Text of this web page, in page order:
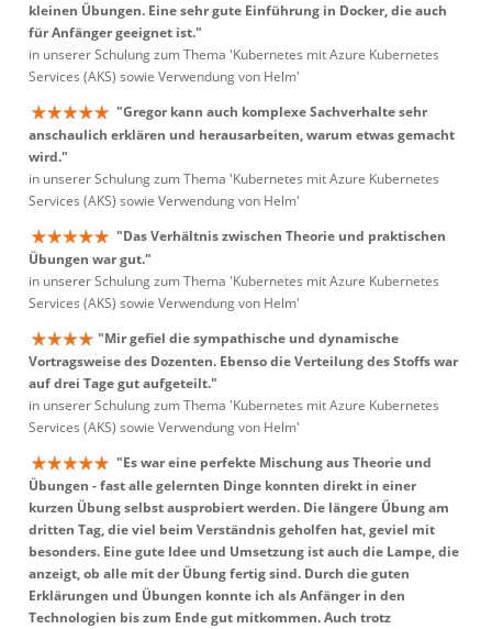
kleinen Übungen. Eine sehr gute Einführung in Docker, die auch
für Anfänger geeignet ist."
in unserer Schulung zum Thema 'Kubernetes mit Azure Kubernetes
Services (AKS) sowie Verwendung von Helm'
"Gregor kann auch komplexe Sachverhalte sehr
anschaulich erklären und herausarbeiten, warum etwas gemacht
wird."
in unserer Schulung zum Thema 'Kubernetes mit Azure Kubernetes
Services (AKS) sowie Verwendung von Helm'
"Das Verhältnis zwischen Theorie und praktischen
Übungen war gut."
in unserer Schulung zum Thema 'Kubernetes mit Azure Kubernetes
Services (AKS) sowie Verwendung von Helm'
"Mir gefiel die sympathische und dynamische
Vortragsweise des Dozenten. Ebenso die Verteilung des Stoffs war
auf drei Tage gut aufgeteilt."
in unserer Schulung zum Thema 'Kubernetes mit Azure Kubernetes
Services (AKS) sowie Verwendung von Helm'
"Es war eine perfekte Mischung aus Theorie und
Übungen - fast alle gelernten Dinge konnten direkt in einer
kurzen Übung selbst ausprobiert werden. Die längere Übung am
dritten Tag, die viel beim Verständnis geholfen hat, geviel mit
besonders. Eine gute Idee und Umsetzung ist auch die Lampe, die
anzeigt, ob alle mit der Übung fertig sind. Durch die guten
Erklärungen und Übungen konnte ich als Anfänger in den
Technologien bis zum Ende gut mitkommen. Auch trotz